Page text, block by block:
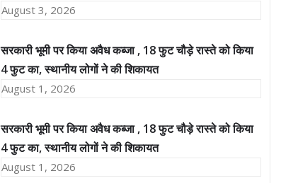
August 3, 2026
सरकारी भूमी पर किया अवैध कब्जा , 18 फुट चौड़े रास्ते को किया
4 फुट का, स्थानीय लोगों ने की शिकायत
August 1, 2026
सरकारी भूमी पर किया अवैध कब्जा , 18 फुट चौड़े रास्ते को किया
4 फुट का, स्थानीय लोगों ने की शिकायत
August 1, 2026